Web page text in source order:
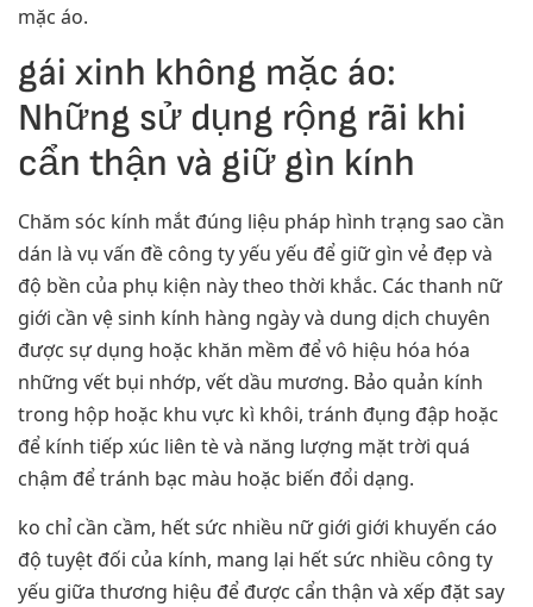
mặc áo.
gái xinh không mặc áo:
Những sử dụng rộng rãi khi
cẩn thận và giữ gìn kính
Chăm sóc kính mắt đúng liệu pháp hình trạng sao cần
dán là vụ vấn đề công ty yếu yếu để giữ gìn vẻ đẹp và
độ bền của phụ kiện này theo thời khắc. Các thanh nữ
giới cần vệ sinh kính hàng ngày và dung dịch chuyên
được sự dụng hoặc khăn mềm để vô hiệu hóa hóa
những vết bụi nhớp, vết dầu mương. Bảo quản kính
trong hộp hoặc khu vực kì khôi, tránh đụng đập hoặc
để kính tiếp xúc liên tè và năng lượng mặt trời quá
chậm để tránh bạc màu hoặc biến đổi dạng.
ko chỉ cần cầm, hết sức nhiều nữ giới giới khuyến cáo
độ tuyệt đối của kính, mang lại hết sức nhiều công ty
yếu giữa thương hiệu để được cẩn thận và xếp đặt say